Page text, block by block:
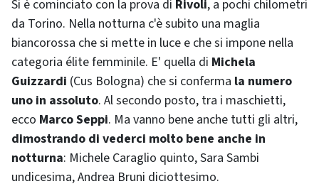
Si è cominciato con la prova di Rivoli, a pochi chilometri
da Torino. Nella notturna c'è subito una maglia
biancorossa che si mette in luce e che si impone nella
categoria élitefemminile. E' quella di Michela
Guizzardi (Cus Bologna) che si conferma la numero
uno in assoluto. Al secondo posto, tra i maschietti,
ecco Marco Seppi. Ma vanno bene anche tutti gli altri,
dimostrando di vederci molto bene anche in
notturna: Michele Caraglio quinto, Sara Sambi
undicesima, Andrea Bruni diciottesimo.